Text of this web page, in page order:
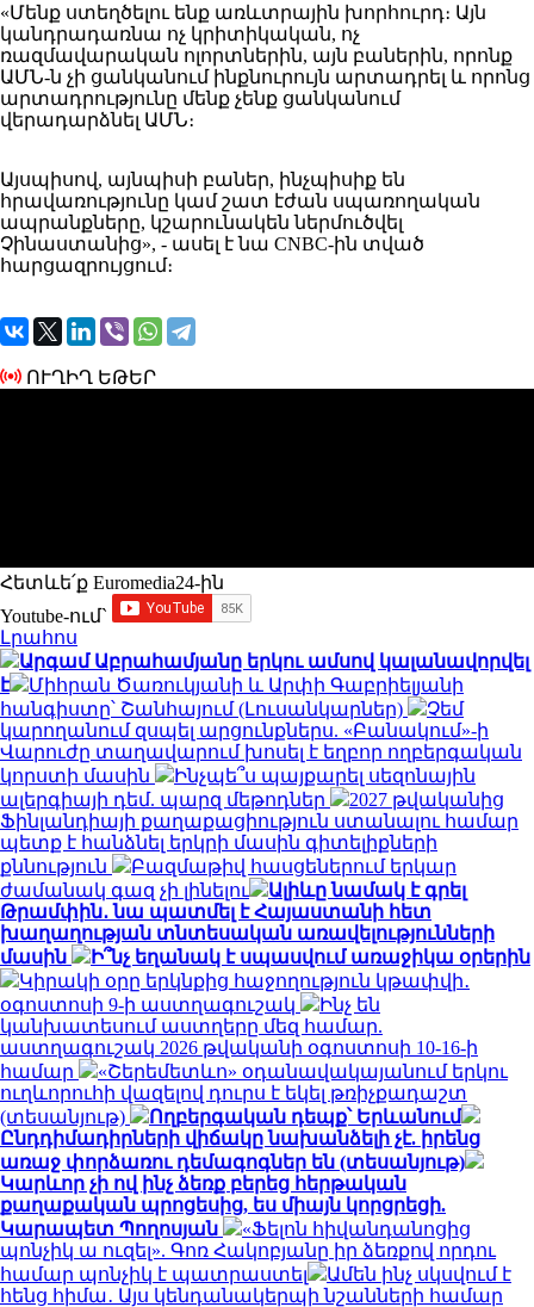
«Մենք ստեղծելու ենք առևտրային խորհուրդ։ Այն
կանդրադառնա ոչ կրիտիկական, ոչ
ռազմավարական ոլորտներին, այն բաներին, որոնք
ԱՄՆ-ն չի ցանկանում ինքնուրույն արտադրել և որոնց
արտադրությունը մենք չենք ցանկանում
վերադարձնել ԱՄՆ։
Այսպիսով, այնպիսի բաներ, ինչպիսիք են
հրավառությունը կամ շատ էժան սպառողական
ապրանքները, կշարունակեն ներմուծվել
Չինաստանից», - ասել է նա CNBC-ին տված
հարցազրույցում։
ՈՒՂԻՂ ԵԹԵՐ
Հետևե՛ք Euromedia24-ին
Youtube-ում`
Լրահոս
Արգամ Աբրահամյանը երկու ամսով կալանավորվել
է
Միհրան Ծառուկյանի և Արփի Գաբրիելյանի
հանգիստը՝ Շանհայում (Լուսանկարներ)
Չեմ
կարողանում զսպել արցունքներս. «Բանակում»-ի
Վարուժը տաղավարում խոսել է եղբոր ողբերգական
կորստի մասին
Ինչպե՞ս պայքարել սեզոնային
ալերգիայի դեմ. պարզ մեթոդներ
2027 թվականից
Ֆինլանդիայի քաղաքացիություն ստանալու համար
պետք է հանձնել երկրի մասին գիտելիքների
քննություն
Բազմաթիվ հասցեներում երկար
ժամանակ գազ չի լինելու
Ալիևը նամակ է գրել
Թրամփին․ նա պատմել է Հայաստանի հետ
խաղաղության տնտեսական առավելությունների
մասին
Ի՞նչ եղանակ է սպասվում առաջիկա օրերին
Կիրակի օրը երկնքից հաջողություն կթափվի․
օգոստոսի 9-ի աստղագուշակ
Ինչ են
կանխատեսում աստղերը մեզ համար.
աստղագուշակ 2026 թվականի օգոստոսի 10-16-ի
համար
«Շերեմետևո» օդանավակայանում երկու
ուղևորուհի վազելով դուրս է եկել թռիչքադաշտ
(տեսանյութ)
Ողբերգական դեպք՝ Երևանում
Ընդդիմադիրների վիճակը նախանձելի չէ. իրենց
առաջ փորձառու դեմագոգներ են (տեսանյութ)
Կարևոր չի ով ինչ ձեռք բերեց հերթական
քաղաքական պրոցեսից, ես միայն կորցրեցի.
Կարապետ Պողոսյան
«Ֆելոն հիվանդանոցից
պոնչիկ ա ուզել». Գոռ Հակոբյանը իր ձեռքով որդու
համար պոնչիկ է պատրաստել
Ամեն ինչ սկսվում է
հենց հիմա․ Այս կենդանակերպի նշանների համար